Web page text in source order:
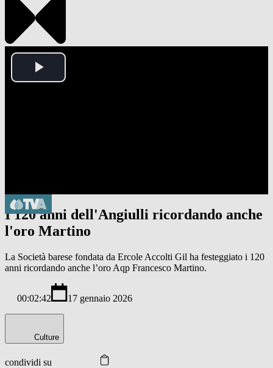
Play
I 120 anni dell'Angiulli ricordando anche
l'oro Martino
La Società barese fondata da Ercole Accolti Gil ha festeggiato i 120
anni ricordando anche l’oro Aqp Francesco Martino.
00:02:42 17 gennaio 2026
Culture
condividi su